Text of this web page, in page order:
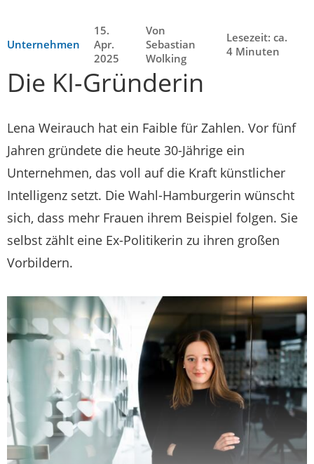
Unternehmen
15.
Apr.
2025
Von
Sebastian
Wolking
Lesezeit: ca.
4 Minuten
Die KI-Gründerin
Lena Weirauch hat ein Faible für Zahlen. Vor fünf
Jahren gründete die heute 30-Jährige ein
Unternehmen, das voll auf die Kraft künstlicher
Intelligenz setzt. Die Wahl-Hamburgerin wünscht
sich, dass mehr Frauen ihrem Beispiel folgen. Sie
selbst zählt eine Ex-Politikerin zu ihren großen
Vorbildern.